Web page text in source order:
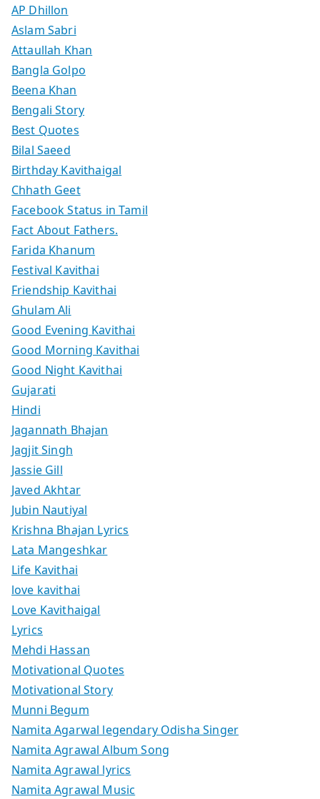
AP Dhillon
Aslam Sabri
Attaullah Khan
Bangla Golpo
Beena Khan
Bengali Story
Best Quotes
Bilal Saeed
Birthday Kavithaigal
Chhath Geet
Facebook Status in Tamil
Fact About Fathers.
Farida Khanum
Festival Kavithai
Friendship Kavithai
Ghulam Ali
Good Evening Kavithai
Good Morning Kavithai
Good Night Kavithai
Gujarati
Hindi
Jagannath Bhajan
Jagjit Singh
Jassie Gill
Javed Akhtar
Jubin Nautiyal
Krishna Bhajan Lyrics
Lata Mangeshkar
Life Kavithai
love kavithai
Love Kavithaigal
Lyrics
Mehdi Hassan
Motivational Quotes
Motivational Story
Munni Begum
Namita Agarwal legendary Odisha Singer
Namita Agrawal Album Song
Namita Agrawal lyrics
Namita Agrawal Music